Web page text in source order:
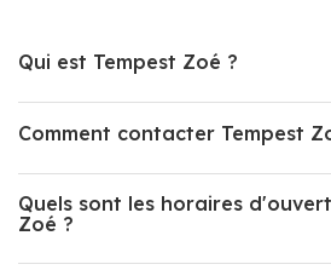
Qui est Tempest Zoé ?
Comment contacter Tempest
Quels sont les horaires
Zoé ?